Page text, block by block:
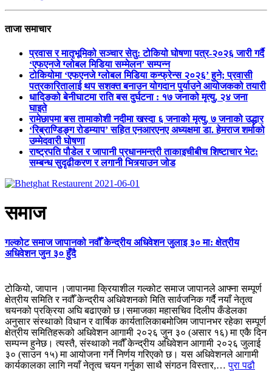
ताजा समाचार
प्रवास र मातृभूमिको सञ्चार सेतु: टोकियो घोषणा पत्र-२०२६ जारी गर्दै
‘एफएनजे ग्लोबल मिडिया सम्मेलन’ सम्पन्न
टोकियोमा ‘एफएनजे ग्लोबल मिडिया कन्फ्रेन्स २०२६’ हुने; प्रवासी
पत्रकारितालाई थप सशक्त बनाउन योगदान पुर्याउने आयोजकको तयारी
धादिङको बेनीघाटमा राति बस दुर्घटना : १७ जनाको मृत्यु, २४ जना
घाइते
रामेछापमा बस तामाकोशी नदीमा खस्दा ६ जनाको मृत्यु, ७ जनाको उद्धार
‘रिब्राण्डिङ्ग रोडम्याप’ सहित एनआरएनए अध्यक्षमा डा. हेमराज शर्माको
उम्मेदवारी घोषणा
राष्ट्रपति पौडेल र जापानी प्रधानमन्त्री ताकाइचीबीच शिष्टाचार भेट:
सम्बन्ध सुदृढीकरण र लगानी भित्र्याउन जोड
समाज
गल्कोट समाज जापानको नवौँ केन्द्रीय अधिवेशन जुलाइ ३० मा: क्षेत्रीय
अधिवेशन जुन ३० हुँदै
टोकियो, जापान ।जापानमा क्रियाशील गल्कोट समाज जापानले आफ्ना सम्पूर्ण
क्षेत्रीय समिति र नवौँ केन्द्रीय अधिवेशनको मिति सार्वजनिक गर्दै नयाँ नेतृत्व
चयनको प्रक्रिया अघि बढाएको छ।समाजका महासचिव दिलीप कँडेलका
अनुसार संस्थाको विधान र वार्षिक कार्यतालिकाबमोजिम जापानभर रहेका सम्पूर्ण
क्षेत्रीय समितिहरूको अधिवेशन आगामी २०२६ जुन ३० (असार १६) मा एकै दिन
सम्पन्न हुनेछ। त्यस्तै, संस्थाको नवौँ केन्द्रीय अधिवेशन आगामी २०२६ जुलाई
३० (साउन १५) मा आयोजना गर्ने निर्णय गरिएको छ। यस अधिवेशनले आगामी
कार्यकालका लागि नयाँ नेतृत्व चयन गर्नुका साथै संगठन विस्तार,…पुरा पढौ